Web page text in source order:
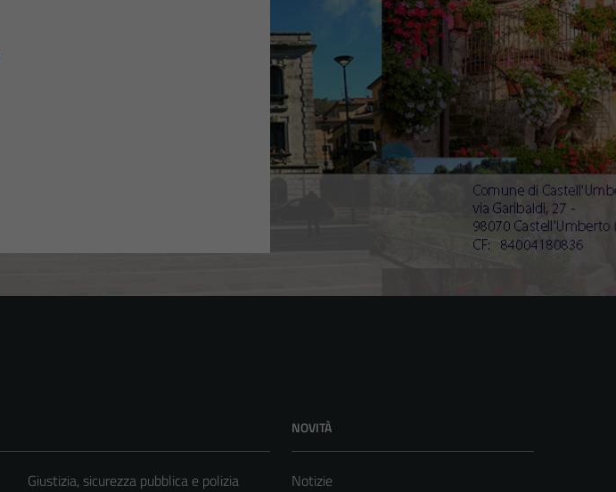
Giustizia, sicurezza pubblica e polizia
NOVITÀ
Notizie